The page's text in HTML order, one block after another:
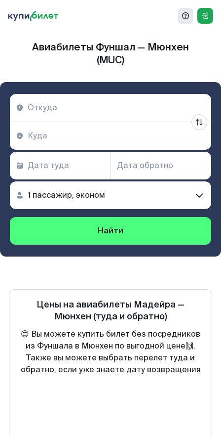
Авиабилеты Фуншал — Мюнхен
(MUC)
Найти
Цены на авиабилеты Мадейра —
Мюнхен (туда и обратно)
😍 Вы можете купить билет без посредников
из Фуншала в Мюнхен по выгодной цене🙌.
Также вы можете выбрать перелет туда и
обратно, если уже знаете дату возвращения